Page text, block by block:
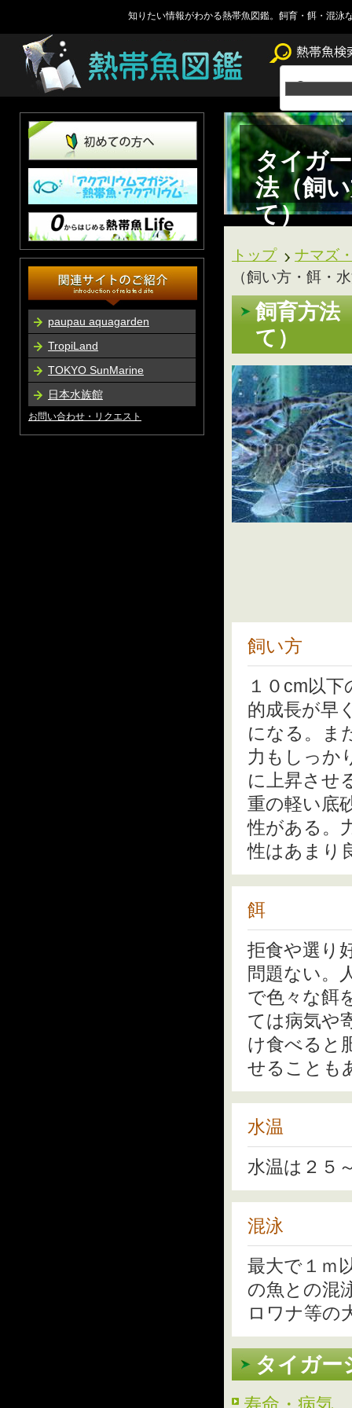
知りたい情報がわかる熱帯魚図鑑。飼育・餌・混泳
タイガ
法（飼
て）
トップ
ナマズ
（飼い方・餌・
飼育方法
て）
飼い方
１０cm以
的成長が早
になる。ま
力もしっか
に上昇させ
重の軽い底
性がある。
性はあまり
餌
拒食や選り
問題ない。
で色々な餌
ては病気や
け食べると
せることも
水温
水温は２５
混泳
最大で１ｍ
の魚との混
ロワナ等の
タイガー
paupau aquagarden
TropiLand
TOKYO SunMarine
日本水族館
お問い合わせ・リクエスト